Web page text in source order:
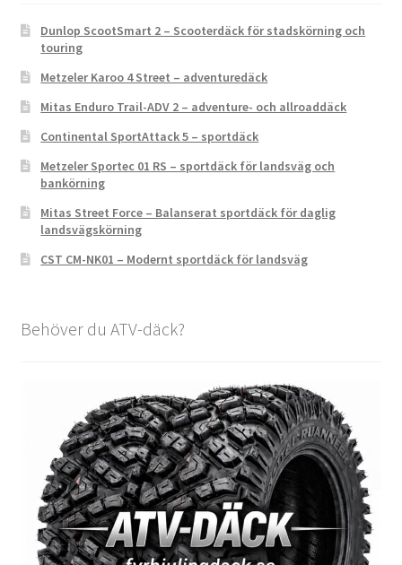
Dunlop ScootSmart 2 – Scooterdäck för stadskörning och
touring
Metzeler Karoo 4 Street – adventuredäck
Mitas Enduro Trail-ADV 2 – adventure- och allroaddäck
Continental SportAttack 5 – sportdäck
Metzeler Sportec 01 RS – sportdäck för landsväg och
bankörning
Mitas Street Force – Balanserat sportdäck för daglig
landsvägskörning
CST CM-NK01 – Modernt sportdäck för landsväg
Behöver du ATV-däck?